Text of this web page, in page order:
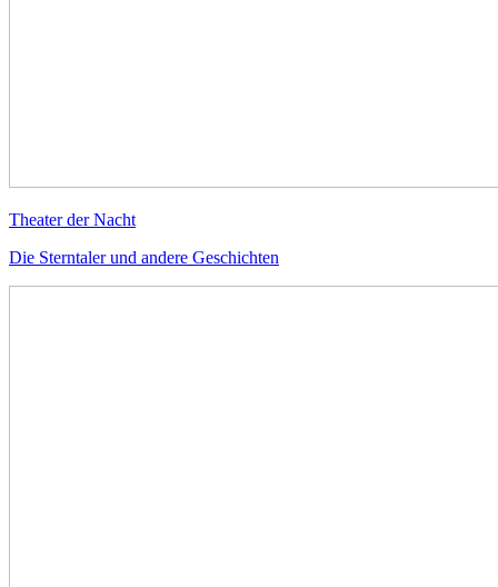
Theater der Nacht
Die Sterntaler und andere Geschichten